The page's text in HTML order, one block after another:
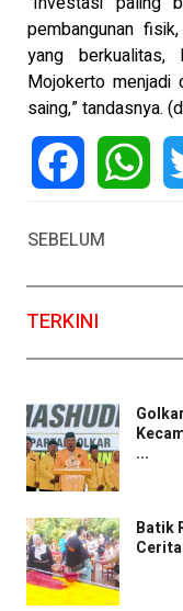
pembangunan
yang berkualitas,
Mojokerto menjadi
saing,” tandasnya.
SEBELUM
TERKINI
...
Batik